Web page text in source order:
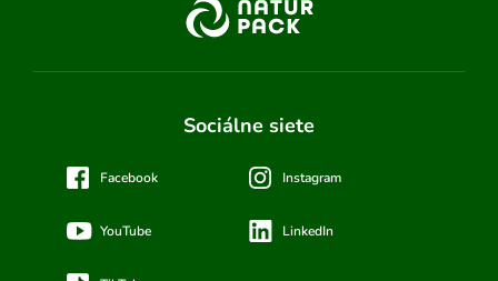
Sociálne siete
Facebook Instagram
YouTube LinkedIn